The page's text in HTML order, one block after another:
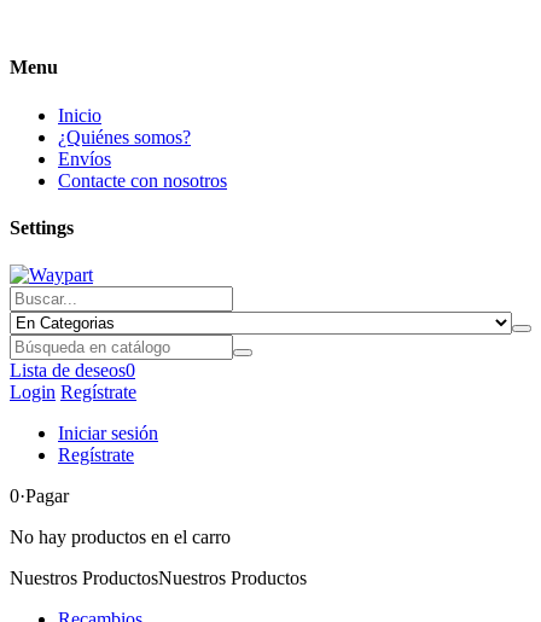
Menu
Inicio
¿Quiénes somos?
Envíos
Contacte con nosotros
Settings
Lista de deseos0
Login Regístrate
Iniciar sesión
Regístrate
0·Pagar
No hay productos en el carro
Nuestros ProductosNuestros Productos